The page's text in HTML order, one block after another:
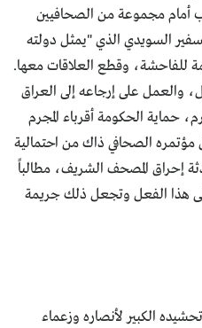
أمام مجموعة من الصحافيين
السويدي الذي "يمثل دولته
للفاحشة، وقطع العلاقات معها.
والعمل على إرجاعه إلى العراق
حماية الحكومة أقرباء المجرم
الصحافي ذاك من احتمالية
إحراق المصحف الشريف، مطالباً
هذا الفعل وتجعل ذلك جريمة
الكبير لأنصاره وزعماء